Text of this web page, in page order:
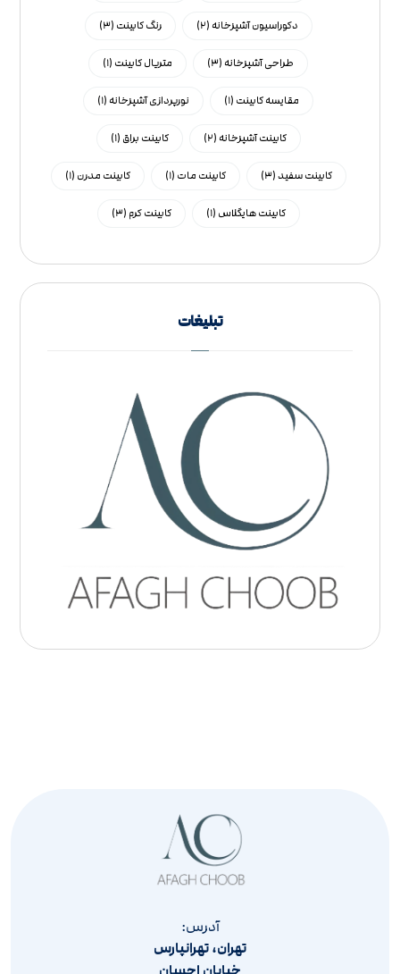
دکوراسیون آشپزخانه(۲) رنگ کابینت (۳)
طراحی آشپزخانه(۳) متریال کابینت (۱)
مقایسه کابینت (۱) نورپردازی آشپزخانه(۱)
کابینت آشپزخانه(۲) کابینت براق (۱)
کابینت سفید(۳) کابینت مات (۱) کابینت مدرن (۱)
کابینت هایگلاس (۱) کابینت کرم (۳)
تبلیغات
آدرس:
تهران، تهرانپارس